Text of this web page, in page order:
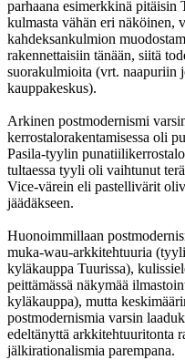
parhaana esimerkkinä pitäisin
kulmasta vähän eri näköinen,
kahdeksankulmion
rakennettaisiin tänään, siitä
suorakulmioita (vrt. naapuriin
kauppakeskus).
Arkinen postmodernismi
kerrostalorakentamisessa oli
Pasila-tyylin
tultaessa tyyli oli vaihtunut
Vice-värein eli pastellivärit
jäädäkseen.
Huonoimmillaan
muka-wau-arkkitehtuuria
kyläkauppa Tuurissa),
peittämässä näkymää
kyläkauppa), mutta
postmodernismia varsin
edeltänyttä arkkitehtuuritonta
jälkirationalismia parempana.